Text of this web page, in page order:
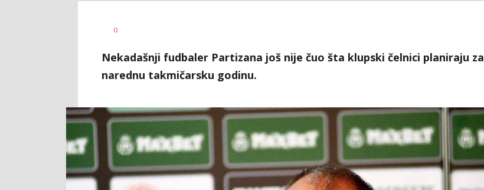
0
Nekadašnji fudbaler Partizana još nije čuo šta klupski čelnici planiraju za
narednu takmičarsku godinu.